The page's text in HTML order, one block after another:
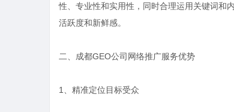
性、专业性和实用性，同时合理运用关键词和
活跃度和新鲜感。
二、成都GEO公司网络推广服务优势
1、精准定位目标受众